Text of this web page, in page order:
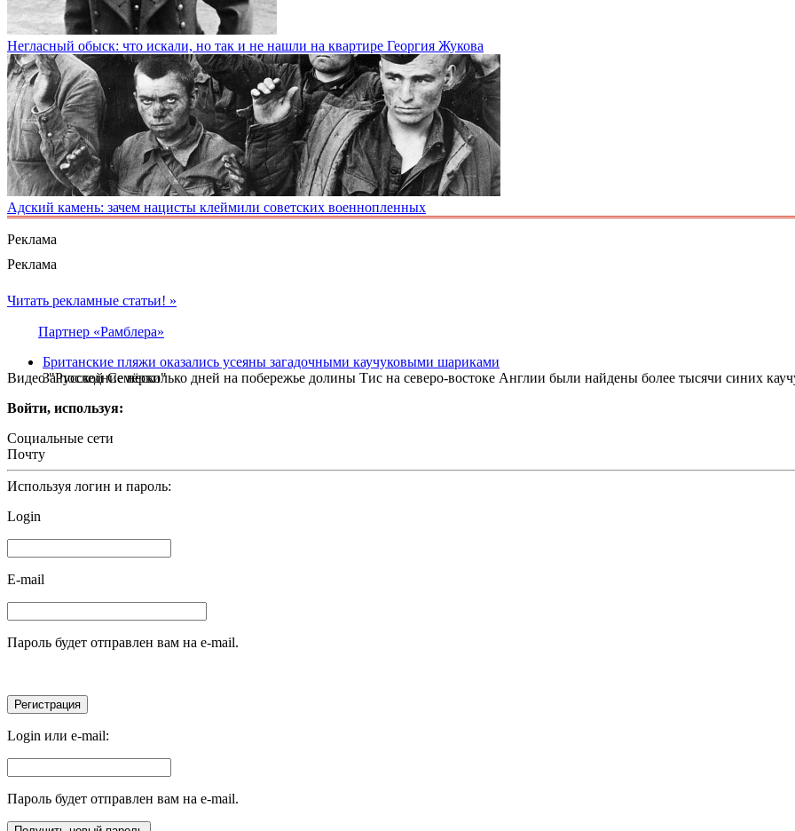
Негласный обыск: что искали, но так и не нашли на квартире Георгия Жукова
Адский камень: зачем нацисты клеймили советских военнопленных
Реклама
Реклама
Видео "Русской Семёрки"
Читать рекламные статьи! »
Партнер «Рамблера»
Британские пляжи оказались усеяны загадочными каучуковыми шариками
За последние несколько дней на побережье долины Тис на северо-востоке Англии были найдены более тысячи синих
Войти, используя:
Социальные сети
Почту
Используя логин и пароль:
Login
E-mail
Пароль будет отправлен вам на e-mail.
Login или e-mail:
Пароль будет отправлен вам на e-mail.